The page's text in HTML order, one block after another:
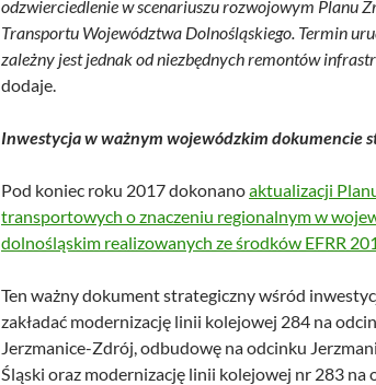
odzwierciedlenie w scenariuszu rozwojowym Planu
Transportu Województwa Dolnośląskiego. Termin
zależny jest jednak od niezbędnychremontów
dodaje.
Inwestycja w ważnym wojewódzkim dokumencie
Pod koniec roku 2017 dokonanoaktualizacji
transportowych o znaczeniu regionalnym w
dolnośląskim realizowanych ze środków EFRR
Ten ważny dokument strategiczny wśród
zakładać modernizację linii kolejowej 284 na
Jerzmanice-Zdrój, odbudowę na odcinku
Śląski oraz modernizację linii kolejowej nr 283 na